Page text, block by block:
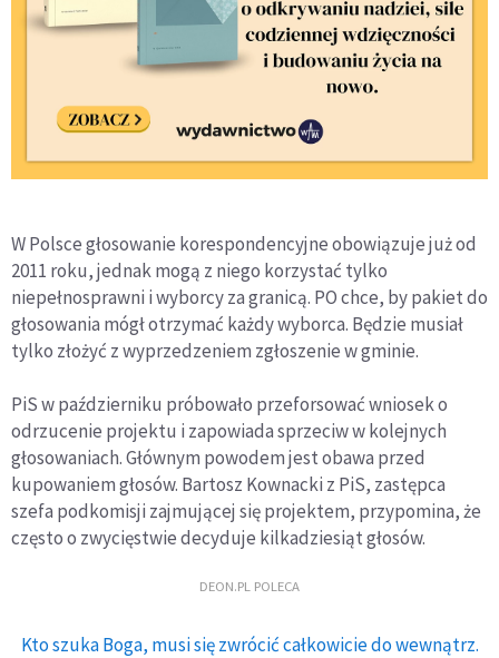
W Polsce głosowanie korespondencyjne obowiązuje już od
2011 roku, jednak mogą z niego korzystać tylko
niepełnosprawni i wyborcy za granicą. PO chce, by pakiet do
głosowania mógł otrzymać każdy wyborca. Będzie musiał
tylko złożyć z wyprzedzeniem zgłoszenie w gminie.
PiS w październiku próbowało przeforsować wniosek o
odrzucenie projektu i zapowiada sprzeciw w kolejnych
głosowaniach. Głównym powodem jest obawa przed
kupowaniem głosów. Bartosz Kownacki z PiS, zastępca
szefa podkomisji zajmującej się projektem, przypomina, że
często o zwycięstwie decyduje kilkadziesiąt głosów.
DEON.PL POLECA
Kto szuka Boga, musi się zwrócić całkowicie do wewnątrz.